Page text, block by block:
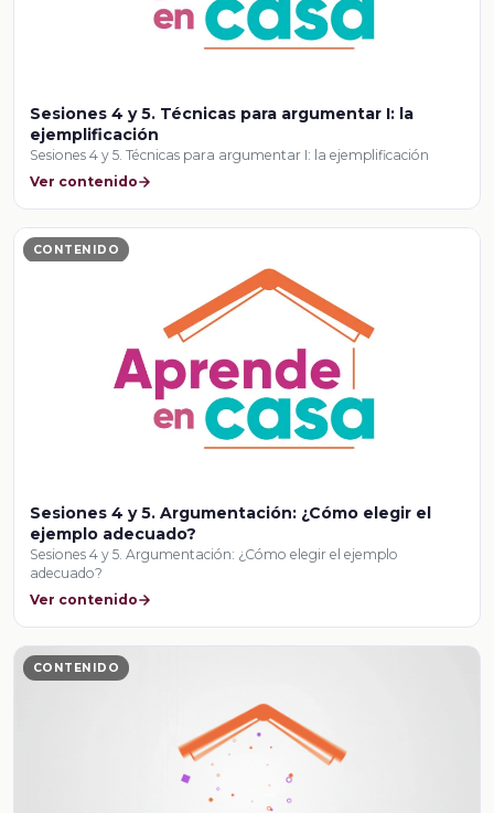
Sesiones 4 y 5. Técnicas para argumentar I: la
ejemplificación
Sesiones 4 y 5. Técnicas para argumentar I: la ejemplificación
Ver contenido
CONTENIDO
Sesiones 4 y 5. Argumentación: ¿Cómo elegir el
ejemplo adecuado?
Sesiones 4 y 5. Argumentación: ¿Cómo elegir el ejemplo
adecuado?
Ver contenido
CONTENIDO